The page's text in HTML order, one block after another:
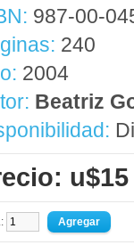
987-00-
240
2004
Beatriz
u$15